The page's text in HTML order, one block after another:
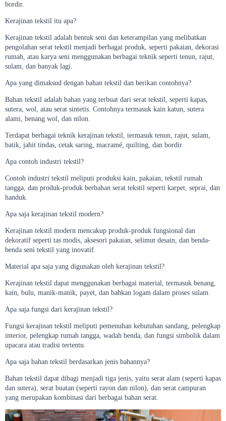
bordir.
Kerajinan tekstil itu apa?
Kerajinan tekstil adalah bentuk seni dan keterampilan yang melibatkan
pengolahan serat tekstil menjadi berbagai produk, seperti pakaian, dekorasi
rumah, atau karya seni menggunakan berbagai teknik seperti tenun, rajut,
sulam, dan banyak lagi.
Apa yang dimaksud dengan bahan tekstil dan berikan contohnya?
Bahan tekstil adalah bahan yang terbuat dari serat tekstil, seperti kapas,
sutera, wol, atau serat sintetis. Contohnya termasuk kain katun, sutera
alami, benang wol, dan nilon.
Terdapat berbagai teknik kerajinan tekstil, termasuk tenun, rajut, sulam,
batik, jahit tindas, cetak saring, macramé, quilting, dan bordir.
Apa contoh industri tekstil?
Contoh industri tekstil meliputi produksi kain, pakaian, tekstil rumah
tangga, dan produk-produk berbahan serat tekstil seperti karpet, seprai, dan
handuk.
Apa saja kerajinan tekstil modern?
Kerajinan tekstil modern mencakup produk-produk fungsional dan
dekoratif seperti tas modis, aksesori pakaian, selimut desain, dan benda-
benda seni tekstil yang inovatif.
Material apa saja yang digunakan oleh kerajinan tekstil?
Kerajinan tekstil dapat menggunakan berbagai material, termasuk benang,
kain, bulu, manik-manik, payet, dan bahkan logam dalam proses sulam.
Apa saja fungsi dari kerajinan tekstil?
Fungsi kerajinan tekstil meliputi pemenuhan kebutuhan sandang, pelengkap
interior, pelengkap rumah tangga, wadah benda, dan fungsi simbolik dalam
upacara atau tradisi tertentu.
Apa saja bahan tekstil berdasarkan jenis bahannya?
Bahan tekstil dapat dibagi menjadi tiga jenis, yaitu serat alam (seperti kapas
dan sutera), serat buatan (seperti rayon dan nilon), dan serat campuran
yang merupakan kombinasi dari berbagai bahan serat.